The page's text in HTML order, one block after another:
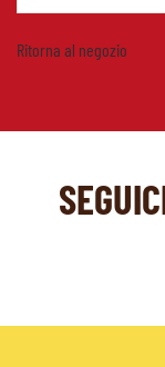
Ritorna al negozio